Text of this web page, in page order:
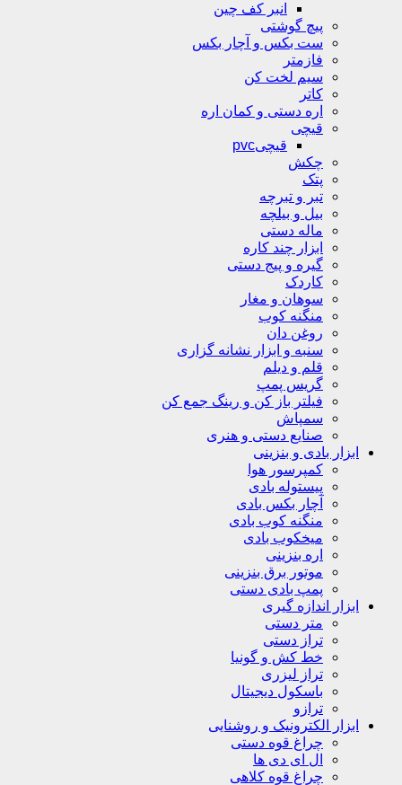
انبر کف چین
پیچ گوشتی
ست بکس و آچار بکس
فازمتر
سیم لخت کن
کاتر
اره دستی و کمان اره
قیچی
قیچیpvc
چکش
پتک
تبر و تبرچه
بیل و بیلچه
ماله دستی
ابزار چند کاره
گیره و پیج دستی
کاردک
سوهان و مغار
منگنه کوب
روغن دان
سنبه و ابزار نشانه گزاری
قلم و دیلم
گریس پمپ
فیلتر باز کن و رینگ جمع کن
سمپاش
صنایع دستی و هنری
ابزار بادی و بنزینی
کمپرسور هوا
پیستوله بادی
آچار بکس بادی
منگنه کوب بادی
میخکوب بادی
اره بنزینی
موتور برق بنزینی
پمپ بادی دستی
ابزار اندازه گیری
متر دستی
تراز دستی
خط کش و گونیا
تراز لیزری
باسکول دیجیتال
ترازو
ابزار الکترونیک و روشنایی
چراغ قوه دستی
ال ای دی ها
چراغ قوه کلاهی